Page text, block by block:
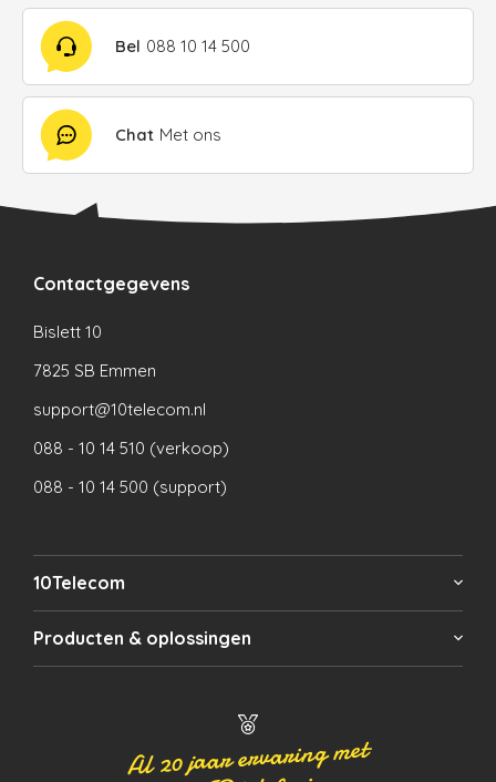
Bel 088 10 14 500
Chat Met ons
Contactgegevens
Bislett 10
7825 SB Emmen
support@10telecom.nl
088 - 10 14 510 (verkoop)
088 - 10 14 500 (support)
10Telecom
Producten & oplossingen
Al 20 jaar ervaring met